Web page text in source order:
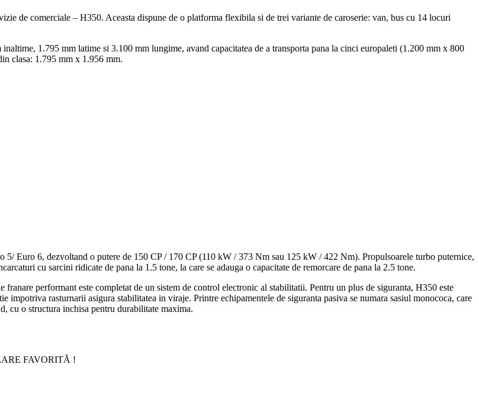
de comerciale – H350. Aceasta dispune de o platforma flexibila si de trei variante de caroserie: van, bus cu 14 locuri
1.795 mm latime si 3.100 mm lungime, avand capacitatea de a transporta pana la cinci europaleti (1.200 mm x 800
clasa: 1.795 mm x 1.956 mm.
Euro 6, dezvoltand o putere de 150 CP / 170 CP (110 kW / 373 Nm sau 125 kW / 422 Nm). Propulsoarele turbo puternice,
cu sarcini ridicate de pana la 1.5 tone, la care se adauga o capacitate de remorcare de pana la 2.5 tone.
performant este completat de un sistem de control electronic al stabilitatii. Pentru un plus de siguranta, H350 este
impotriva rasturnarii asigura stabilitatea in viraje. Printre echipamentele de siguranta pasiva se numara sasiul monococa, care
cu o structura inchisa pentru durabilitate maxima.
FAVORITĂ !